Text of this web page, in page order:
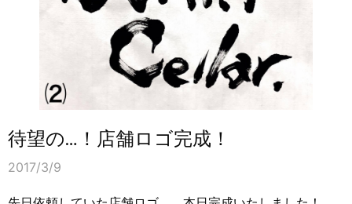
待望の…！店舗ロゴ完成！
2017/3/9